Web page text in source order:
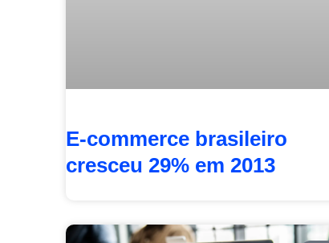
E-commerce brasileiro
cresceu 29% em 2013